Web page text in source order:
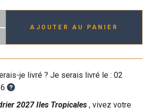
AJOUTER AU PANIER
je livré ? Je serais livré le :02
2027 Iles Tropicales , vivez votre